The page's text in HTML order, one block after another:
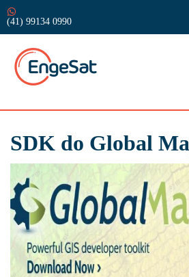
(41) 99134 0990
SDK do Global